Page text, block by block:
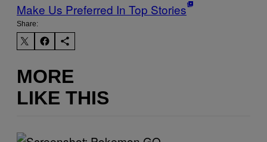
Make Us Preferred In Top Stories
Share:
MORE
LIKE THIS